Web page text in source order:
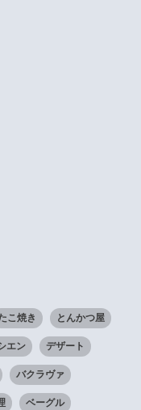
こ焼き とんかつ屋
エン デザート
バクラヴァ
ベーグル